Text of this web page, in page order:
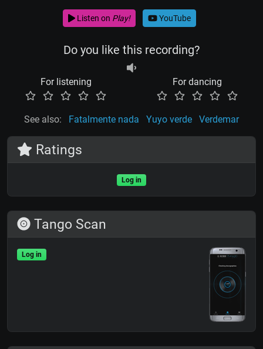
Listen on Play! YouTube
Do you like this recording?
For listening For dancing
See also: Fatalmente nada Yuyo verde Verdemar
Ratings
Log in
Tango Scan
Log in